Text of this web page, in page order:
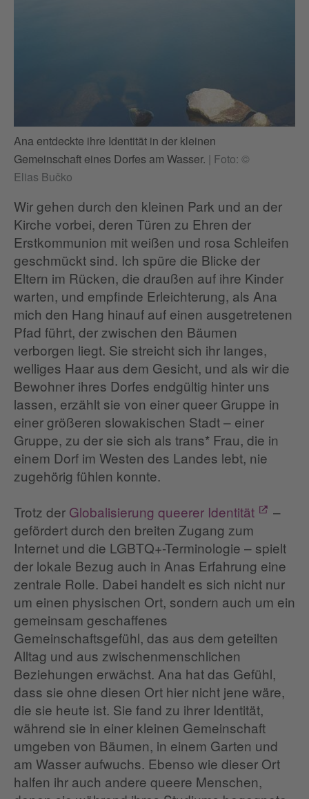
Ana entdeckte ihre Identität in der kleinen
Gemeinschaft eines Dorfes am Wasser. | Foto: ©
Elias Bučko
Wir gehen durch den kleinen Park und an der
Kirche vorbei, deren Türen zu Ehren der
Erstkommunion mit weißen und rosa Schleifen
geschmückt sind. Ich spüre die Blicke der
Eltern im Rücken, die draußen auf ihre Kinder
warten, und empfinde Erleichterung, als Ana
mich den Hang hinauf auf einen ausgetretenen
Pfad führt, der zwischen den Bäumen
verborgen liegt. Sie streicht sich ihr langes,
welliges Haar aus dem Gesicht, und als wir die
Bewohner ihres Dorfes endgültig hinter uns
lassen, erzählt sie von einer queer Gruppe in
einer größeren slowakischen Stadt – einer
Gruppe, zu der sie sich als trans* Frau, die in
einem Dorf im Westen des Landes lebt, nie
zugehörig fühlen konnte.
Trotz der Globalisierung queerer Identität
–
gefördert durch den breiten Zugang zum
Internet und die LGBTQ+-Terminologie – spielt
der lokale Bezug auch in Anas Erfahrung eine
zentrale Rolle. Dabei handelt es sich nicht nur
um einen physischen Ort, sondern auch um ein
gemeinsam geschaffenes
Gemeinschaftsgefühl, das aus dem geteilten
Alltag und aus zwischenmenschlichen
Beziehungen erwächst. Ana hat das Gefühl,
dass sie ohne diesen Ort hier nicht jene wäre,
die sie heute ist. Sie fand zu ihrer Identität,
während sie in einer kleinen Gemeinschaft
umgeben von Bäumen, in einem Garten und
am Wasser aufwuchs. Ebenso wie dieser Ort
halfen ihr auch andere queere Menschen,